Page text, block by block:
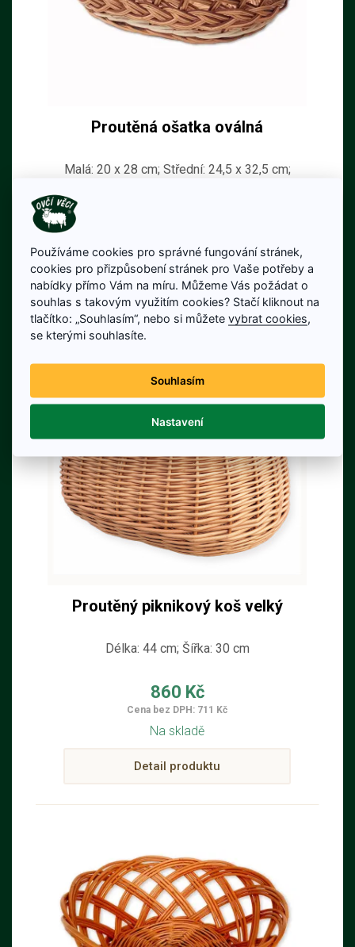
Proutěná ošatka oválná
Malá: 20 x 28 cm; Střední: 24,5 x 32,5 cm;
Na skladě
Detail produktu
Proutěný piknikový koš velký
Délka: 44 cm; Šířka: 30 cm
860 Kč
Cena bez DPH: 711 Kč
Na skladě
Detail produktu
Používáme cookies pro správné fungování stránek,
cookies pro přizpůsobení stránek pro Vaše potřeby a
nabídky přímo Vám na míru. Můžeme Vás požádat o
souhlas s takovým využitím cookies? Stačí kliknout na
tlačítko: „Souhlasím“, nebo si můžetevybrat cookies
se kterými souhlasíte.
Souhlasím
Nastavení